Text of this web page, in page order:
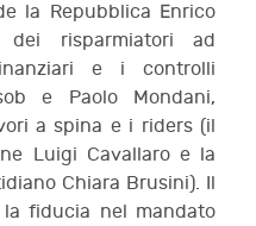
la Repubblica Enrico
dei risparmiatori ad
e i controlli
e Paolo Mondani,
a spina e i riders (il
Luigi Cavallaro e la
Chiara Brusini). Il
fiducia nel mandato